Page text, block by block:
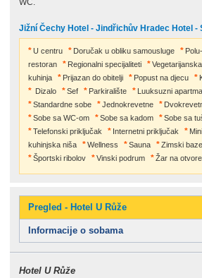
WC.
Jižní Čechy Hotel - Jindřichův Hradec Hotel -
U centru Doručak u obliku samousluge
restoran
Regionalni specijaliteti
kuhinja
Prijazan do obitelji Popust na djecu
Dizalo
Sef Parkiralište Luuksuzni
Standardne sobe
Jednokrevetne
Sobe sa WC-om
Sobe sa kadom Sobe sa
Telefonski priključak
Internetni priključak
kuhinjska niša
Wellness Sauna Zimski
Športski ribolov
Vinski podrum Žar na
Pregled - Hotel U Růže
Informacije o sobama
Hotel U Růže